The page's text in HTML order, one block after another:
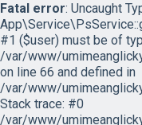
Fatal error: Uncaught
#1 ($user) must be of
/var/www/
on line 66 and defined in
/var/www/
Stack trace: #0
/var/www/